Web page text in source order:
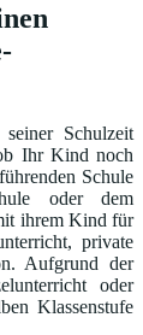
Schulzeit
Ihr Kind noch
Schule
oder dem
ihrem Kind für
private
Aufgrund der
oder
Klassenstufe